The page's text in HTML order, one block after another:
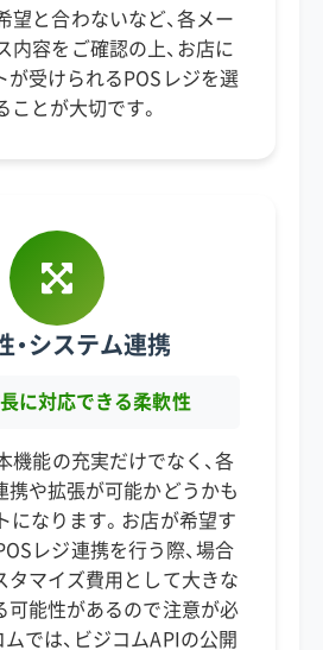
望と合わないなど、各メー
内容をご確認の上、お店に
が受けられるPOSレジを選
ことが大切です。
・システム連携
に対応できる柔軟性
機能の充実だけでなく、各
携や拡張が可能かどうかも
になります。お店が希望す
レジ連携を行う際、場合
タマイズ費用として大きな
可能性があるので注意が必
では、ビジコムAPIの公開